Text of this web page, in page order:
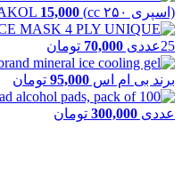
(اسپری ۲۵۰ cc) KOMAKOL
15,000
25عددی
70,000 تومان
برند بی ام اس 95,000 تومان
عددی 300,000 تومان